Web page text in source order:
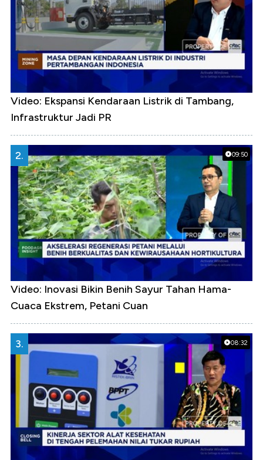
Video: Ekspansi Kendaraan Listrik di Tambang,
Infrastruktur Jadi PR
09:50
2.
Video: Inovasi Bikin Benih Sayur Tahan Hama-
Cuaca Ekstrem, Petani Cuan
08:32
3.